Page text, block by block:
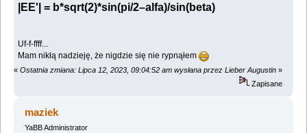
|EE'| = b*sqrt(2)*sin(pi/2–alfa)/sin(beta)
Uf-f-ffff...
Mam nikłą nadzieję, że nigdzie się nie rypnąłem
« Ostatnia zmiana: Lipca 12, 2023, 09:04:52 am wysłana przez Lieber Augustin »
Zapisane
maziek
YaBB Administrator